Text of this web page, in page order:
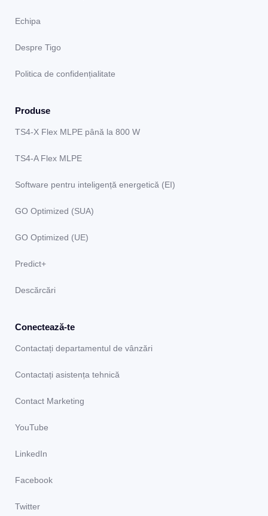
Echipa
Despre Tigo
Politica de confidențialitate
Produse
TS4-X Flex MLPE până la 800 W
TS4-A Flex MLPE
Software pentru inteligență energetică (EI)
GO Optimized (SUA)
GO Optimized (UE)
Predict+
Descărcări
Conectează-te
Contactați departamentul de vânzări
Contactați asistența tehnică
Contact Marketing
YouTube
LinkedIn
Facebook
Twitter